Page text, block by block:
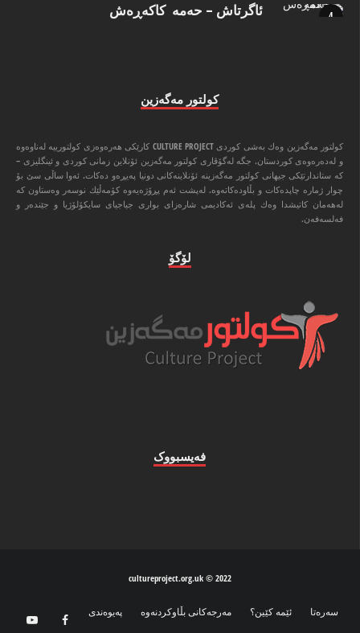
ئاگرتاش – حەمە کاکەڕەش
كولتور مه‌گه‌زین
كولتور مه‌گه‌زین وه‌ك به‌شی كوردی CULTURE PROJECT كارێكی هه‌ره‌وه‌زی كولتورییه‌ له‌ناوه‌وه‌
و له‌ده‌ره‌وه‌ی كوردستان. جگه‌ له‌گۆڤاری كولتور مه‌گه‌زین ئۆنلاین زمانی كوردی و ئینگلیزی –
كه‌ ستاندارتێكی جیهانی كولتور مه‌گه‌زینه‌ ئۆنلاینه‌كانی دونیا په‌یڕه‌و ده‌كات. ئه‌وا ‌ساڵی سێ بۆ
چوار ژماره‌ چاپده‌كات و بڵاوده‌كاته‌وه‌. له‌پشت ئه‌م پڕۆژه‌یه‌وه‌ كۆمه‌ڵێك نوسه‌ر وه‌ستاون كه‌
له‌هه‌مان كاتیشدا وه‌ك پله‌ی ئه‌كادیمی شاره‌زای بواری جیاجیای سایكۆلۆژیا و جێنده‌ر و
فه‌لسه‌فه‌ن.
لۆگۆ
فه‌یسبووک
2022 © cultureproject.org.uk
سه‌ره‌تا ئێمه‌ كێین؟ مه‌رجه‌كانی بڵاوكردنه‌وه‌ په‌یوه‌ندی